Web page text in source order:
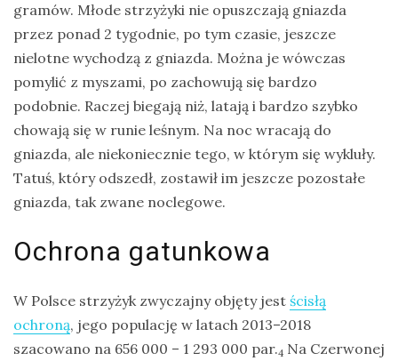
gramów. Młode strzyżyki nie opuszczają gniazda
przez ponad 2 tygodnie, po tym czasie, jeszcze
nielotne wychodzą z gniazda. Można je wówczas
pomylić z myszami, po zachowują się bardzo
podobnie. Raczej biegają niż, latają i bardzo szybko
chowają się w runie leśnym. Na noc wracają do
gniazda, ale niekoniecznie tego, w którym się wykluły.
Tatuś, który odszedł, zostawił im jeszcze pozostałe
gniazda, tak zwane noclegowe.
Ochrona gatunkowa
W Polsce strzyżyk zwyczajny objęty jest ścisłą
ochroną, jego populację w latach 2013–2018
szacowano na 656 000 – 1 293 000 par.4 Na Czerwonej